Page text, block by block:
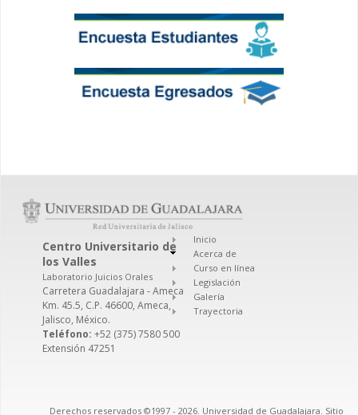
Centro Universitario de
los Valles
Laboratorio Juicios Orales
Carretera Guadalajara - Ameca
Km. 45.5, C.P. 46600, Ameca,
Jalisco, México.
Teléfono: +52 (375) 7580 500
Extensión 47251
Inicio
Acerca de
Curso en línea
Legislación
Galería
Trayectoria
Derechos reservados ©1997 - 2026. Universidad de Guadalajara. Sitio